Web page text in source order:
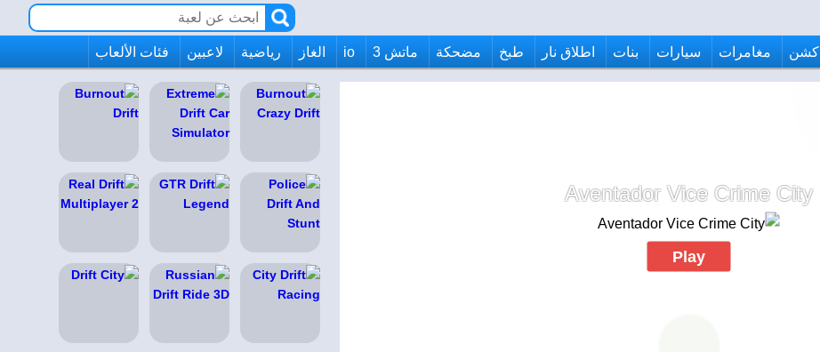
اكشن مغامرات سيارات بنات اطلاق نار طبخ مضحكة ماتش 3 io الغاز رياضية لاعبين فئات الألعاب
Aventador Vice Crime City
Play